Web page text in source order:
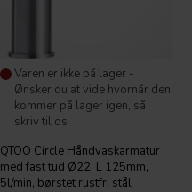
Varen er ikke på lager -
Ønsker du at vide hvornår den
kommer på lager igen, så
skriv til os
QTOO Circle Håndvaskarmatur
med fast tud Ø22, L 125mm,
5l/min, børstet rustfri stål